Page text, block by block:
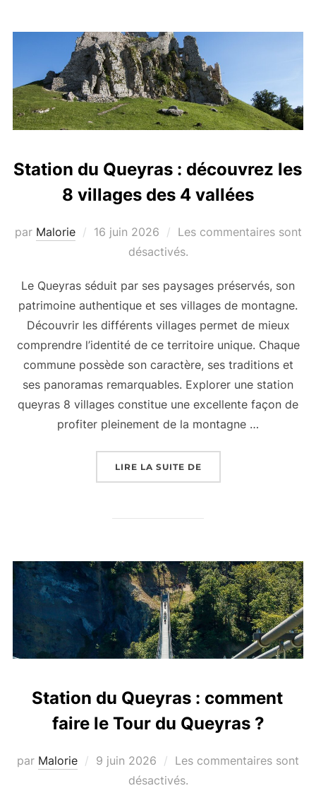
Station du Queyras : découvrez les
8 villages des 4 vallées
par Malorie
Publié
16 juin 2026
Les commentaires sont
désactivés.
Le Queyras séduit par ses paysages préservés, son
patrimoine authentique et ses villages de montagne.
Découvrir les différents villages permet de mieux
comprendre l’identité de ce territoire unique. Chaque
commune possède son caractère, ses traditions et
ses panoramas remarquables. Explorer une station
queyras 8 villages constitue une excellente façon de
profiter pleinement de la montagne …
LIRE LA SUITE DE
Station du Queyras : comment
faire le Tour du Queyras ?
par Malorie
Publié
9 juin 2026
Les commentaires sont
désactivés.